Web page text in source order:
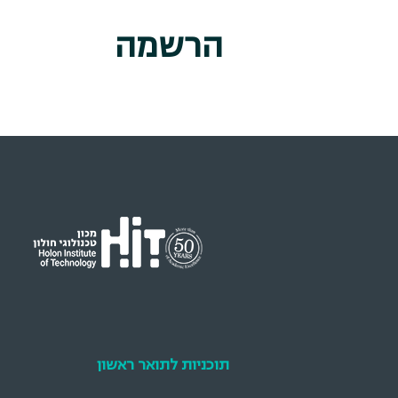
הרשמה
תוכניות לתואר ראשון